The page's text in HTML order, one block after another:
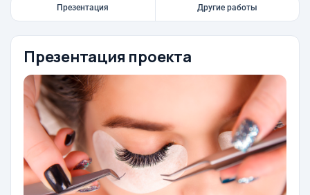
Презентация Другие работы
Презентация проекта